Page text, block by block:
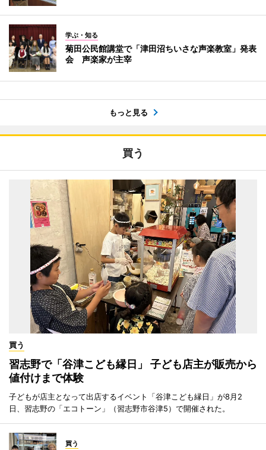
学ぶ・知る
菊田公民館講堂で「津田沼ちいさな声楽教室」発表
会 声楽家が主宰
もっと見る
買う
買う
習志野で「谷津こども縁日」 子ども店主が販売から
値付けまで体験
子どもが店主となって出店するイベント「谷津こども縁日」が8月2
日、習志野の「エコトーン」（習志野市谷津5）で開催された。
買う